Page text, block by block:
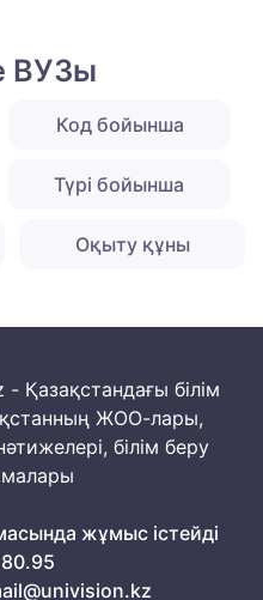
ВУЗы
Код бойынша
Түрі бойынша
Оқыту құны
Қазақстандағы білім
ЖОО-лары,
білім беру
жұмыс істейді